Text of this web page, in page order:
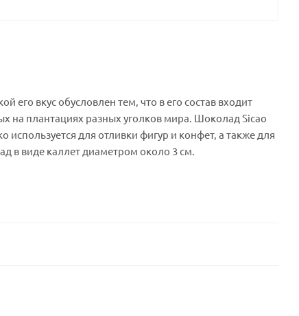
вкус обусловлен тем, что в его состав входит
на плантациях разных уголков мира. Шоколад Sicao
для отливки фигур и конфет, а также для
в виде каллет диаметром около 3 см.